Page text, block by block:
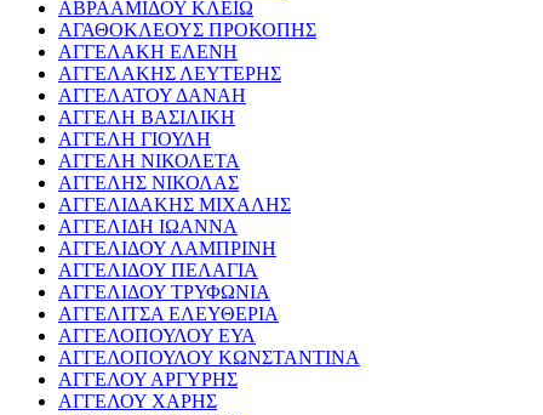
ΑΒΡΑΑΜΙΔΟΥ ΚΛΕΙΩ
ΑΓΑΘΟΚΛΕΟΥΣ ΠΡΟΚΟΠΗΣ
ΑΓΓΕΛΑΚΗ ΕΛΕΝΗ
ΑΓΓΕΛΑΚΗΣ ΛΕΥΤΕΡΗΣ
ΑΓΓΕΛΑΤΟΥ ΔΑΝΑΗ
ΑΓΓΕΛΗ ΒΑΣΙΛΙΚΗ
ΑΓΓΕΛΗ ΓΙΟΥΛΗ
ΑΓΓΕΛΗ ΝΙΚΟΛΕΤΑ
ΑΓΓΕΛΗΣ ΝΙΚΟΛΑΣ
ΑΓΓΕΛΙΔΑΚΗΣ ΜΙΧΑΛΗΣ
ΑΓΓΕΛΙΔΗ ΙΩΑΝΝΑ
ΑΓΓΕΛΙΔΟΥ ΛΑΜΠΡΙΝΗ
ΑΓΓΕΛΙΔΟΥ ΠΕΛΑΓΙΑ
ΑΓΓΕΛΙΔΟΥ ΤΡΥΦΩΝΙΑ
ΑΓΓΕΛΙΤΣΑ ΕΛΕΥΘΕΡΙΑ
ΑΓΓΕΛΟΠΟΥΛΟΥ ΕΥΑ
ΑΓΓΕΛΟΠΟΥΛΟΥ ΚΩΝΣΤΑΝΤΙΝΑ
ΑΓΓΕΛΟΥ ΑΡΓΥΡΗΣ
ΑΓΓΕΛΟΥ ΧΑΡΗΣ